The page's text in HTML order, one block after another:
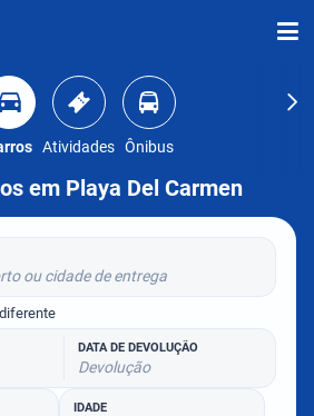
Atividades Ônibus
em Playa Del Carmen
ou cidade de entrega
DATA DE DEVOLUÇÃO
Devolução
IDADE